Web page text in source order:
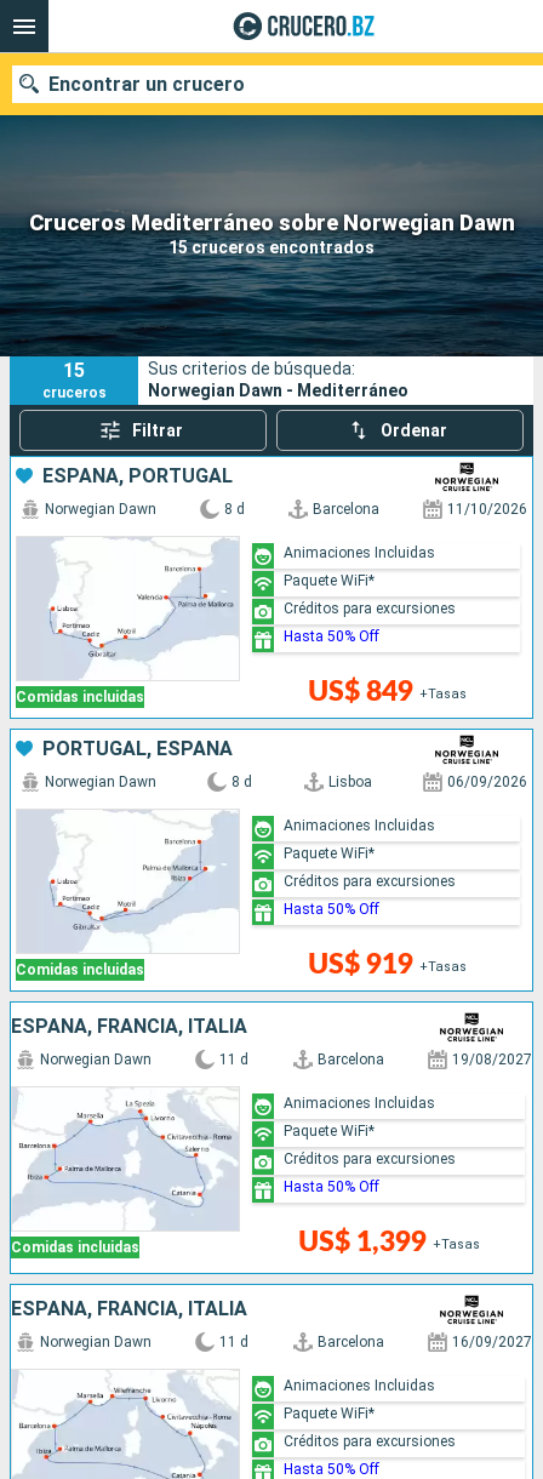
Cruceros Mediterráneo sobre Norwegian Dawn
15 cruceros encontrados
Encontrar un crucero
Nuestros destinos
Fecha de salida
Puertos Compañías
Buscar
15
cruceros
Sus criterios de búsqueda:
Norwegian Dawn - Mediterráneo
Filtrar Ordenar
ESPAÑA, PORTUGAL
Comidas incluidas
Norwegian Dawn 8 d Barcelona 11/10/2026
US$ 849 +Tasas
Animaciones Incluidas
Paquete WiFi*
Créditos para excursiones
Hasta 50% Off
PORTUGAL, ESPAÑA
Comidas incluidas
Norwegian Dawn 8 d Lisboa 06/09/2026
US$ 919 +Tasas
Animaciones Incluidas
Paquete WiFi*
Créditos para excursiones
Hasta 50% Off
ESPAÑA, FRANCIA, ITALIA
Comidas incluidas
Norwegian Dawn 11 d Barcelona 19/08/2027
US$ 1,399 +Tasas
Animaciones Incluidas
Paquete WiFi*
Créditos para excursiones
Hasta 50% Off
ESPAÑA, FRANCIA, ITALIA
Norwegian Dawn 11 d Barcelona 16/09/2027
Animaciones Incluidas
Paquete WiFi*
Créditos para excursiones
Hasta 50% Off